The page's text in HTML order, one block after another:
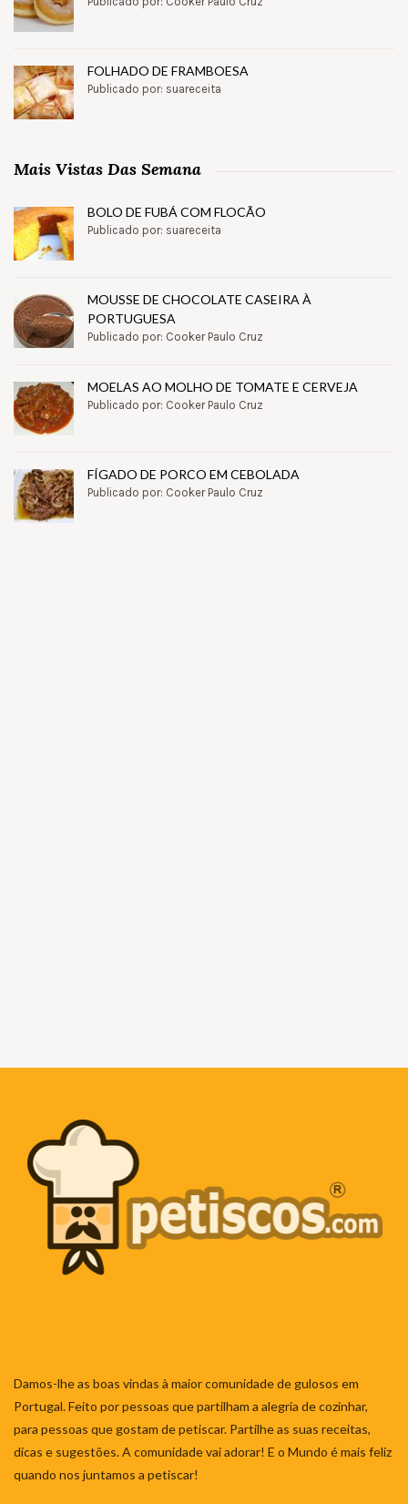
FOLHADO DE FRAMBOESA
Publicado por: suareceita
Mais Vistas Das Semana
BOLO DE FUBÁ COM FLOCÃO
Publicado por: suareceita
MOUSSE DE CHOCOLATE CASEIRA À
PORTUGUESA
Publicado por: Cooker Paulo Cruz
MOELAS AO MOLHO DE TOMATE E CERVEJA
Publicado por: Cooker Paulo Cruz
FÍGADO DE PORCO EM CEBOLADA
Publicado por: Cooker Paulo Cruz
Damos-lhe as boas vindas à maior comunidade de gulosos em
Portugal. Feito por pessoas que partilham a alegria de cozinhar,
para pessoas que gostam de petiscar. Partilhe as suas receitas,
dicas e sugestões. A comunidade vai adorar! E o Mundo é mais feliz
quando nos juntamos a petiscar!